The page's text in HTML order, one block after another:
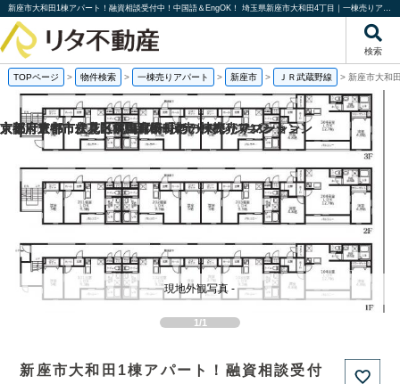
新座市大和田1棟アパート！融資相談受付中！中国語＆EngOK！ 埼玉県新座市大和田4丁目｜一棟売りアパート｜投資物件や収益物件｜株式会社リタ不動産
検索
TOPページ > 物件検索 > 一棟売りアパート > 新座市 > ＪＲ武蔵野線 > 新座市大和
1/1
現地外観写真 -
新座市大和田1棟アパート！融資相談受付
京都府京都市伏見区桃山町泰長老の一棟売りマンション
京都府京都市伏見区向島津田町の一棟売りマンション
京都府京都市左京区下鴨宮崎町の一棟売りアパート
大阪府豊中市立花町1丁目の一棟売りマンション